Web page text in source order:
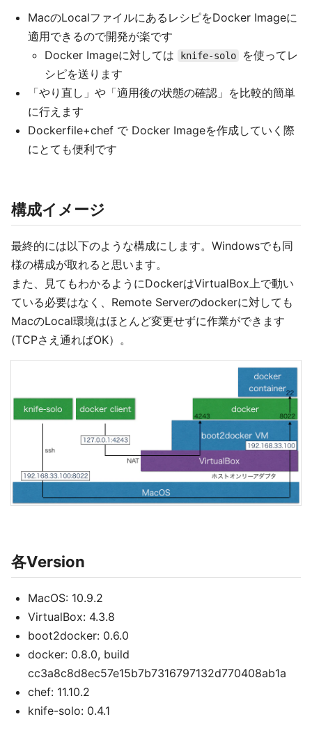
MacのLocalファイルにあるレシピをDocker Imageに
適用できるので開発が楽です
Docker Imageに対しては
knife-solo
を使ってレ
シピを送ります
「やり直し」や「適用後の状態の確認」を比較的簡単
に行えます
Dockerfile+chef で Docker Imageを作成していく際
にとても便利です
構成イメージ
最終的には以下のような構成にします。Windowsでも同
様の構成が取れると思います。
また、見てもわかるようにDockerはVirtualBox上で動い
ている必要はなく、Remote Serverのdockerに対しても
MacのLocal環境はほとんど変更せずに作業ができます
(TCPさえ通ればOK）。
各Version
MacOS: 10.9.2
VirtualBox: 4.3.8
boot2docker: 0.6.0
docker: 0.8.0, build
cc3a8c8d8ec57e15b7b7316797132d770408ab1a
chef: 11.10.2
knife-solo: 0.4.1